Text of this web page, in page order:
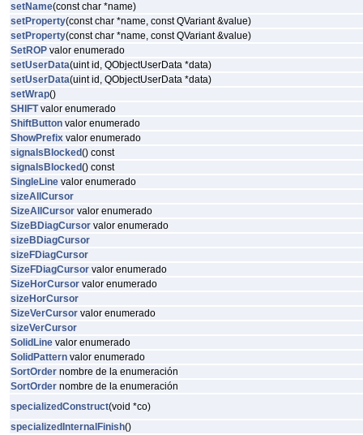
setName(const char *name)
setProperty(const char *name, const QVariant &value)
setProperty(const char *name, const QVariant &value)
SetROP valor enumerado
setUserData(uint id, QObjectUserData *data)
setUserData(uint id, QObjectUserData *data)
setWrap()
SHIFTvalor enumerado
ShiftButton valor enumerado
ShowPrefix valor enumerado
signalsBlocked() const
signalsBlocked() const
SingleLine valor enumerado
sizeAllCursor
SizeAllCursor valor enumerado
SizeBDiagCursor valor enumerado
sizeBDiagCursor
sizeFDiagCursor
SizeFDiagCursor valor enumerado
SizeHorCursor valor enumerado
sizeHorCursor
SizeVerCursor valor enumerado
sizeVerCursor
SolidLine valor enumerado
SolidPattern valor enumerado
SortOrder nombre de la enumeración
SortOrder nombre de la enumeración
specializedConstruct(void *co)
specializedInternalFinish()